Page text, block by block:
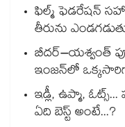
ఫిల్మ్ ఫెడరేషన్
తీరును
బీదర్–యశ్వంత్
ఇంజన్‎లో
ఇడ్లీ, ఉప్మా,
ఏది బెస్ట్ అంటే...?